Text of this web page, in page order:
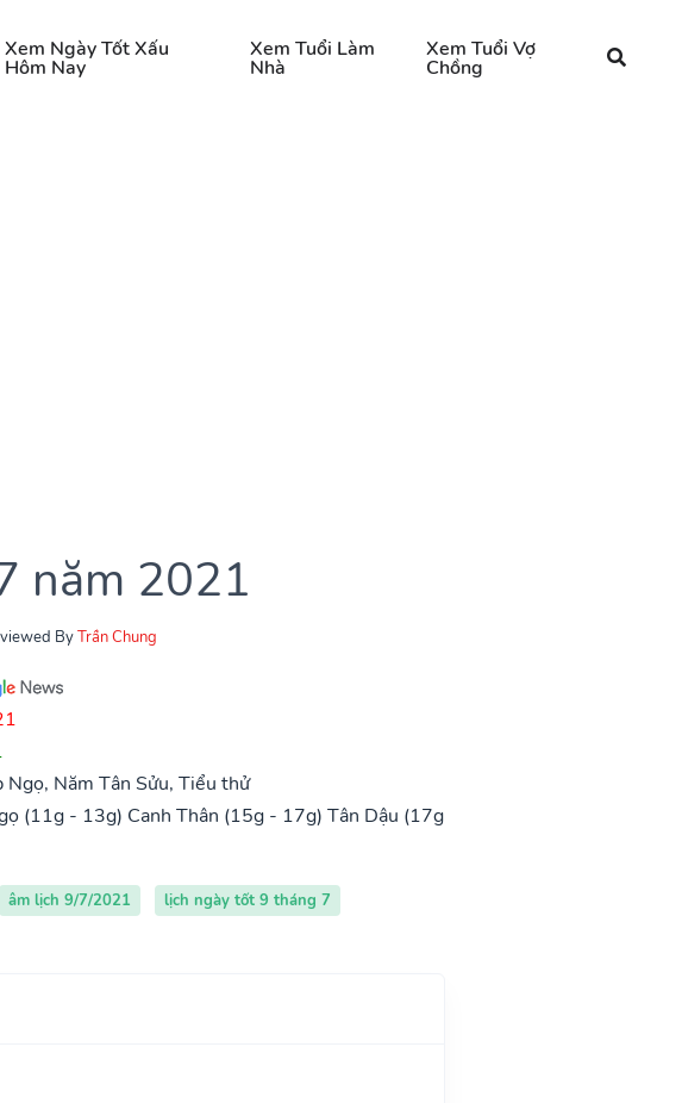
Xem Ngày Tốt Xấu
Hôm Nay
Xem Tuổi Làm
Nhà
Xem Tuổi Vợ
Chồng
năm 2021
ByTrần Chung
Ngọ, Năm Tân Sửu, Tiểu thử
(11g - 13g) Canh Thân (15g - 17g) Tân Dậu (17g
âm lịch 9/7/2021 lịch ngày tốt 9 tháng 7